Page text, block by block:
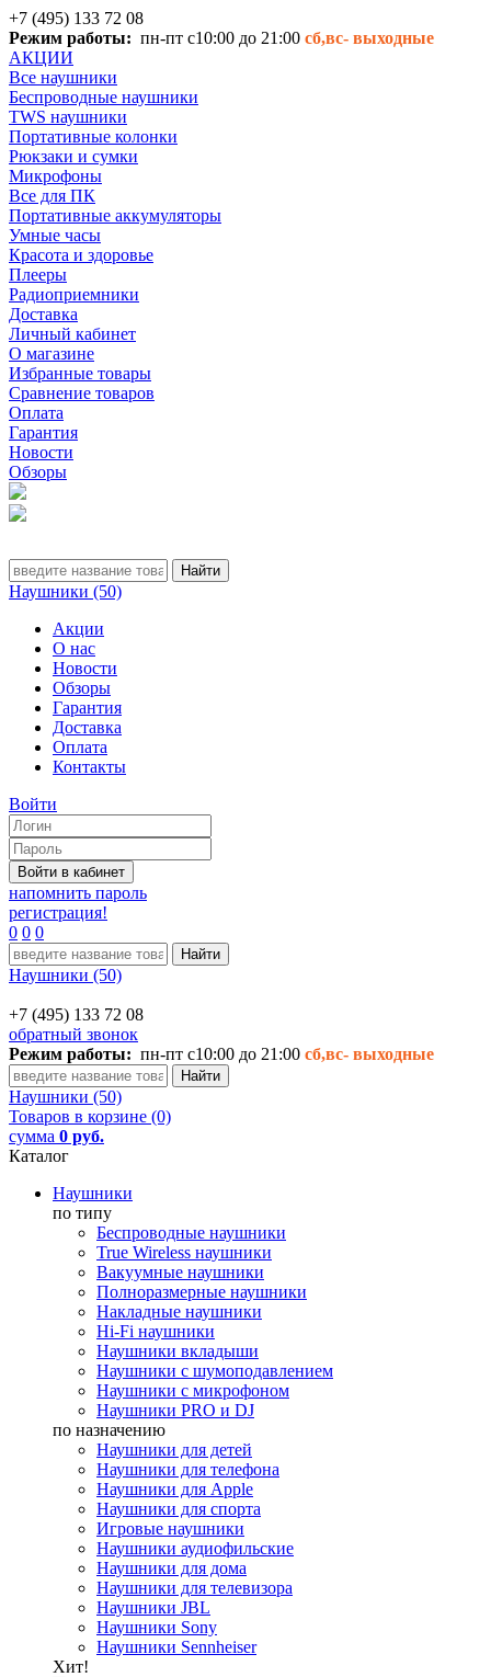
+7 (495) 133 72 08
Режим работы: пн-пт с10:00 до 21:00 сб,вс- выходные
АКЦИИ
Все наушники
Беспроводные наушники
TWS наушники
Портативные колонки
Рюкзаки и сумки
Микрофоны
Все для ПК
Портативные аккумуляторы
Умные часы
Красота и здоровье
Плееры
Радиоприемники
Доставка
Личный кабинет
О магазине
Избранные товары
Сравнение товаров
Оплата
Гарантия
Новости
Обзоры
Наушники (50)
Акции
О нас
Новости
Обзоры
Гарантия
Доставка
Оплата
Контакты
Войти
напомнить пароль
регистрация!
0 0 0
Наушники (50)
+7 (495) 133 72 08
обратный звонок
Режим работы: пн-пт с10:00 до 21:00 сб,вс- выходные
Наушники (50)
Товаров в корзине (0)
сумма 0 руб.
Каталог
Наушники
по типу
Беспроводные наушники
True Wireless наушники
Вакуумные наушники
Полноразмерные наушники
Накладные наушники
Hi-Fi наушники
Наушники вкладыши
Наушники с шумоподавлением
Наушники с микрофоном
Наушники PRO и DJ
по назначению
Наушники для детей
Наушники для телефона
Наушники для Apple
Наушники для спорта
Игровые наушники
Наушники аудиофильские
Наушники для дома
Наушники для телевизора
Наушники JBL
Наушники Sony
Наушники Sennheiser
Хит!